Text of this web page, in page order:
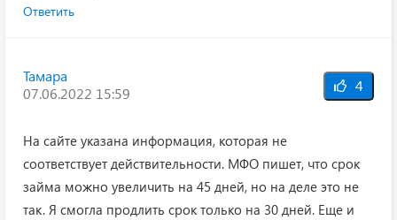
Ответить
Тамара
07.06.2022 15:59
4
На сайте указана информация, которая не
соответствует действительности. МФО пишет, что срок
займа можно увеличить на 45 дней, но на деле это не
так. Я смогла продлить срок только на 30 дней. Еще и